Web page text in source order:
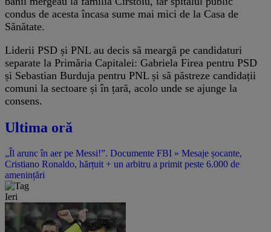
condus de acesta încasa sume mai mici de la Casa de
Sănătate.
Liderii PSD și PNL au decis să meargă pe candidaturi
separate la Primăria Capitalei: Gabriela Firea pentru PSD
și Sebastian Burduja pentru PNL și să păstreze candidații
comuni la sectoare și în țară, acolo unde se ajunge la
consens.
Ultima oră
„Îl arunc în aer pe Messi!”. Documente FBI » Mesaje șocante,
Cristiano Ronaldo, hărțuit + un arbitru a primit peste 6.000 de
amenințări
Ieri